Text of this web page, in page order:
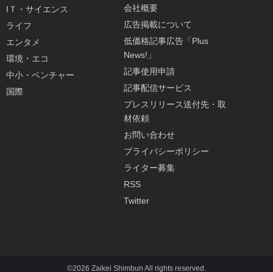
IＴ・サイエンス
ライフ
エンタメ
環境・エコ
中小・ベンチャー
国際
会社概要
広告掲載について
低価格記事広告「Plus
News!」
記事使用申請
記事配信サービス
プレスリリース送付先・取
材依頼
お問い合わせ
プライバシーポリシー
ライター募集
RSS
Twitter
©2026 Zaikei Shimbun All rights reserved.